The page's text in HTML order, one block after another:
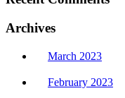
Archives
March 2023
February 2023